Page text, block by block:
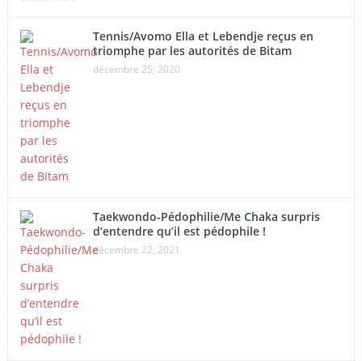
Tennis/Avomo Ella et Lebendje reçus en
triomphe par les autorités de Bitam
décembre 25, 2020
Taekwondo-Pédophilie/Me Chaka surpris
d’entendre qu’il est pédophile !
décembre 22, 2021